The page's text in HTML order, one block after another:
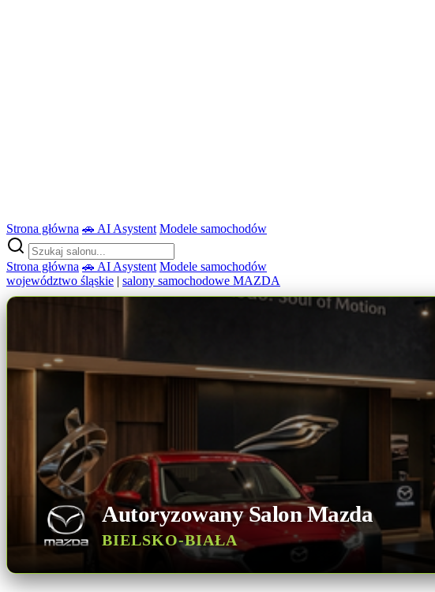
Strona główna 🚗 AI Asystent Modele samochodów
Strona główna 🚗 AI Asystent Modele samochodów
województwo śląskie | salony samochodowe MAZDA
Autoryzowany Salon Mazda
BIELSKO-BIAŁA